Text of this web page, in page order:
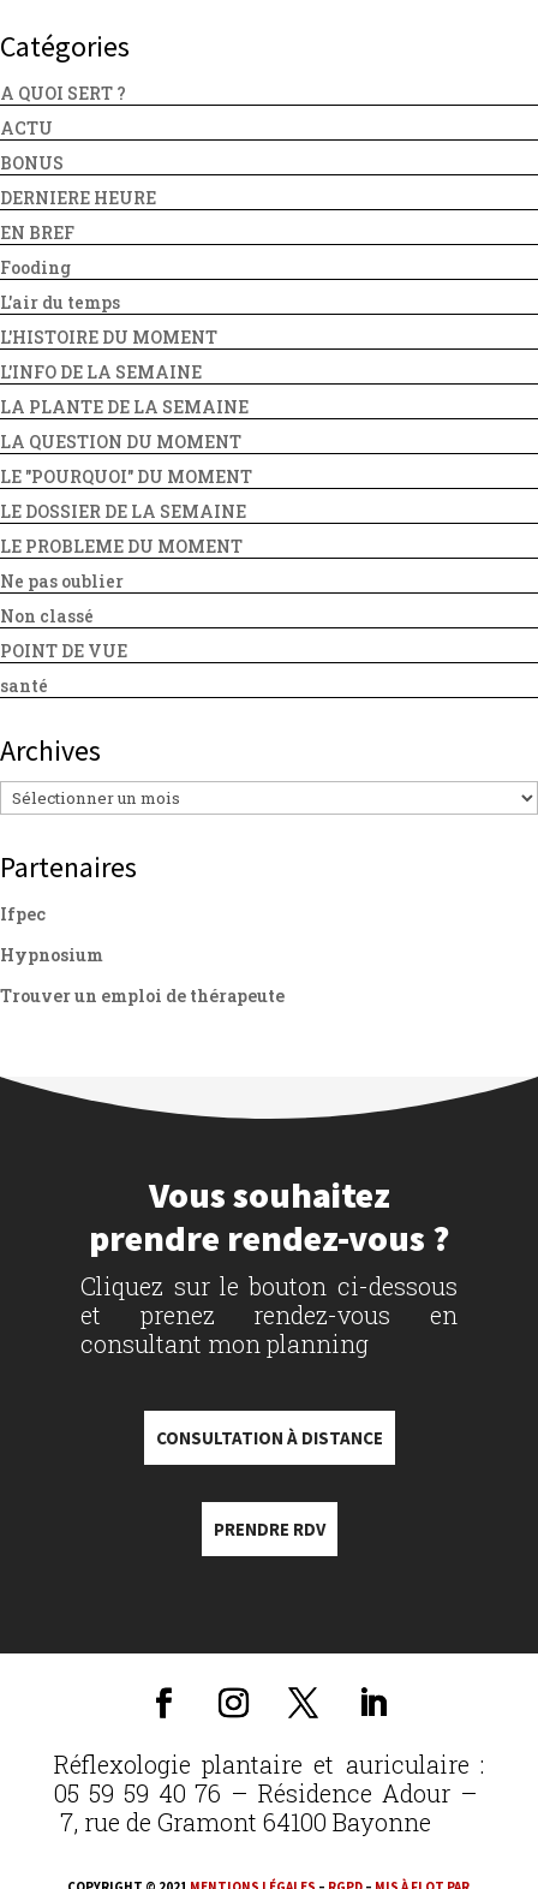
Catégories
A QUOI SERT ?
ACTU
BONUS
DERNIERE HEURE
EN BREF
Fooding
L'air du temps
L'HISTOIRE DU MOMENT
L'INFO DE LA SEMAINE
LA PLANTE DE LA SEMAINE
LA QUESTION DU MOMENT
LE "POURQUOI" DU MOMENT
LE DOSSIER DE LA SEMAINE
LE PROBLEME DU MOMENT
Ne pas oublier
Non classé
POINT DE VUE
santé
Archives
Archives
Partenaires
Ifpec
Hypnosium
Trouver un emploi de thérapeute
Vous souhaitez
prendre rendez-vous ?
Cliquez sur le bouton ci-dessous
et prenez rendez-vous en
consultant mon planning
CONSULTATION À DISTANCE
PRENDRE RDV
Réflexologie plantaire et auriculaire :
05 59 59 40 76 – Résidence Adour –
7, rue de Gramont 64100 Bayonne